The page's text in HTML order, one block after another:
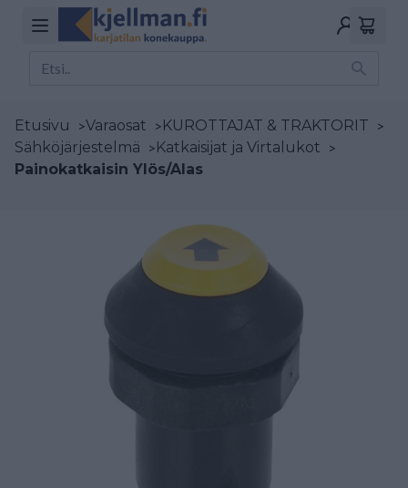
Etusivu >Varaosat >KUROTTAJAT & TRAKTORIT >
Sähköjärjestelmä >Katkaisijat ja Virtalukot >
Painokatkaisin Ylös/Alas